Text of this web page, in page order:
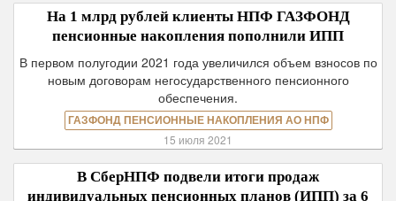
На 1 млрд рублей клиенты НПФ ГАЗФОНД
пенсионные накопления пополнили ИПП
В первом полугодии 2021 года увеличился объем взносов по
новым договорам негосударственного пенсионного
обеспечения.
ГАЗФОНД ПЕНСИОННЫЕ НАКОПЛЕНИЯ АО НПФ
15 июля 2021
В СберНПФ подвели итоги продаж
индивидуальных пенсионных планов (ИПП) за 6